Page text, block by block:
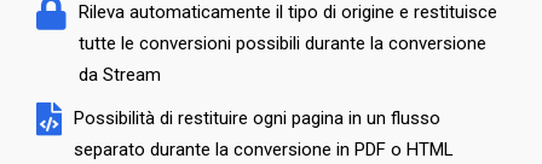
Rileva automaticamente il tipo di origine e restituisce
tutte le conversioni possibili durante la conversione
da Stream
Possibilità di restituire ogni pagina in un flusso
separato durante la conversione in PDF o HTML